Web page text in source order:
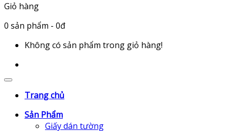
Giỏ hàng
0 sản phẩm - 0đ
Không có sản phẩm trong giỏ hàng!
Trang chủ
Sản Phẩm
Giấy dán tường